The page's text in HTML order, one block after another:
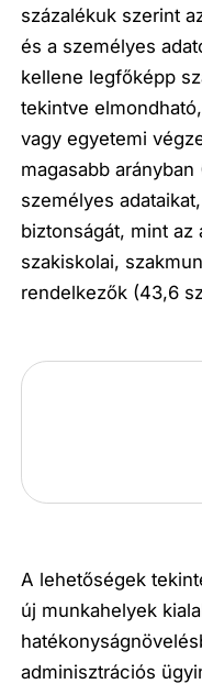
százalékuk szerint
és a személyes
kellene legfőképp
tekintve
vagy egyetemi
magasabb
személyes
biztonságát, mint az
szakiskolai,
rendelkezők (43,6
A lehetőségek
új munkahelyek
adminisztrációs